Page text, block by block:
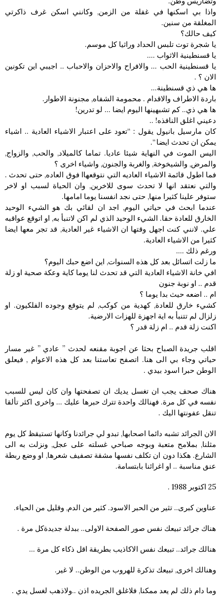
واذا بي اسكنها في غفلة من الزمن, وكانني اسكن غرف ذاكرتي
المغلقة من سنين.
كيف حالك؟
يا شجرة توت تلبس الحداد وراثيا كل موسم.
يا قسنطينية الاثواب ….
يا قسنطينية الحب … والافراح والاحزان والاحباب .. اجيبي اين تكونين
الان ؟ .
ها هي ذي قسنطينة…
باردة الاطراف والاقدام . محمومة الشفاه, مجنونة الاطوار.
ها هي ذي.. كم تشبهينها اليوم ايضا … لو تدرين!
دعيني اغلق النافذه! ..
كان مارسيل بانيول يقول : “تعود على اعتبار الاشياء العادية .. اشياء
يمكن ان تحدث ايضا “.
اليس الموت في النهاية شيئا عاديا. تماما كالميلاد, والحب, والزواج,
والمرض, والشيخوخة, والغربة والجنون, واشياء اخرى ؟
فما اطول قائمة الاشياء العاديه التي نتوقعهاا فوق العاده, حتى تحدث .
والتي نعتقد انها لا تحدث سوى للاخرين, وان الحياة لسبب او لاخر
ستوفر علينا كثيرا منها, حتى نجد انفسنا يوما امامها.
عندما ابحث في حياتي اليوم, اجد ان لقائي بك هو الشيء الوحيد
الخارق للعادة حقا. الشيء الوحيد الذي لم اكن لاتنبأ به, او اتوقع عواقبه
علي. لانني كنت اجهل وقتها ان الاشياء غير العادية, قد تجر معها ايضا
كثيرا من الاشياء العادية.
ورغم ذلك ….
ما زلت اتسائل بعد كل هذه السنوات, اين اضع حبك اليوم؟
افي خانة الاشياء العادية التي قد تحدث لنا يوما كاية وعكة صحية او زلة
قدم .. او نوبة جنون
ام .. اضعه حيث بدا يوما ؟
كشيء خارق للعادة, كهدية من كوكب, لم يتوقع وجوده الفلكيون. او
زلزال لم تتنبأ به اية اجهزة للهزات الارضية.
اكنت زلة قدم .. ام زلة قدر ؟
اقلب جريدة الصباح بحثا عن اجوبة مقنعه لحدث ” عادي ” غير مسار
حياتي وجاء بي الى هنا. اتصفح تعاستنا بعد كل هذه الاعوام , فيعلق
الوطن حبرا اسود بيدي .
هناك صحف يجب ان تغسل يديك ان تصفحتها وان كان ليس للسبب
نفسه في كل مرة. فهنالك واحدة تترك حبرها عليك … واخرى اكثر تألقا
تنقل عفونتها اليك .
الان الجرائد تشبه دائما اصحابها, تبدو لي جرائدنا وكانها تستيقظ كل يوم
مثلنا, بملامح متعبة وبوجه صباحي غسلته على عجل, ونزلت به الى
الشارع. هكذا دون ان تكلف نفسها مشقة تصفيف شعرها, او وضع ربطة
عنق مناسبة .. او اغرائنا بابتسامة.
25 اكتوبر 1988 .
عناوين كبرى.. تثير من الحبر الاسود. كثير من الدم, وقليل من الحياء.
هناك جرائد تبيعك نفس صور الصفحة الاولى.. ببدلة جديدةكل مرة .
هنالك جرائد.. تبيعك نفس الاكاذيب بطريقة اقل ذكاء كل مرة …
وهنالك اخرى, تبيعك تذكرة للهروب من الوطن.. لا غير.
وما دام ذلك لم يعد ممكنا, فلاغلق الجريده اذن ..ولاذهب لغسل يدي .